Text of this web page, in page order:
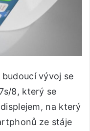
vývoj se
8, který se
na který
ze stáje